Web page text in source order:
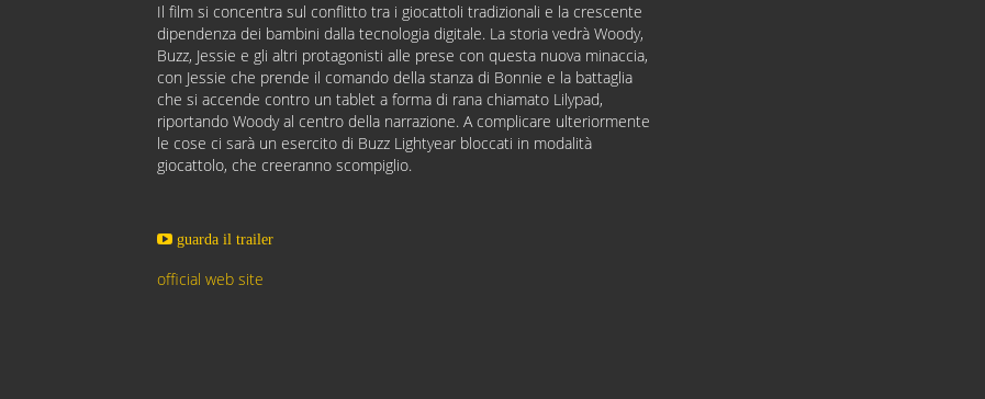
Il film si concentra sul conflitto tra i giocattoli tradizionali e la crescente
dipendenza dei bambini dalla tecnologia digitale. La storia vedrà Woody,
Buzz, Jessie e gli altri protagonisti alle prese con questa nuova minaccia,
con Jessie che prende il comando della stanza di Bonnie e la battaglia
che si accende contro un tablet a forma di rana chiamato Lilypad,
riportando Woody al centro della narrazione. A complicare ulteriormente
le cose ci sarà un esercito di Buzz Lightyear bloccati in modalità
giocattolo, che creeranno scompiglio.
guarda il trailer
official web site